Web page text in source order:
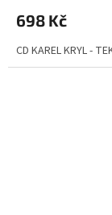
698 Kč
CD KAREL KRYL -